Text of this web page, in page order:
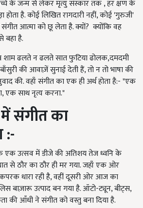
के जन्म से लेकर मृत्यु संस्कार तक , हर क्षण के
है. कोई लिखित रागदारी नहीं, कोई 'गुरुजी'
आत्मा को छू लेता है. क्यों? क्योंकि वह
बहा है.
ढलते न ढलते सात फुटिया ढोलक,दमदमी
की आवाज़ें सुनाई देती हैं, तो न तो भाषा की
की. वहाँ संगीत का एक ही अर्थ होता है:- "एक
एक साथ नृत्य करना."
संगीत का
एक उत्सव में डीजे की अतिशय तेज ध्वनि के
से ठौर का ठौर ही मर गया. जहाँ एक ओर
धारा रही है, वहीं दूसरी ओर आज का
बाज़ारू उत्पाद बन गया है. ऑटो-ट्यून, बीट्स,
की आँधी ने संगीत को वस्तु बना दिया है.